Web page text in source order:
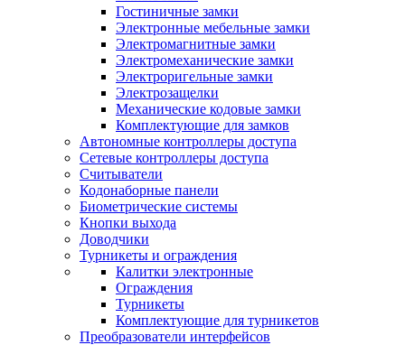
Гостиничные замки
Электронные мебельные замки
Электромагнитные замки
Электромеханические замки
Электроригельные замки
Электрозащелки
Механические кодовые замки
Комплектующие для замков
Автономные контроллеры доступа
Сетевые контроллеры доступа
Считыватели
Кодонаборные панели
Биометрические системы
Кнопки выхода
Доводчики
Турникеты и ограждения
Калитки электронные
Ограждения
Турникеты
Комплектующие для турникетов
Преобразователи интерфейсов